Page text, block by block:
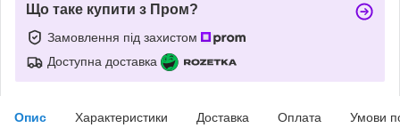
Що таке купити з Пром?
Замовлення під захистом
Доступна доставка
Опис Характеристики Доставка Оплата Умови